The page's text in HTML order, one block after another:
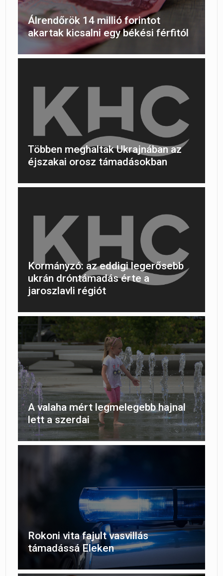
Álrendőrök 14 millió forintot
akartak kicsalni egy békési férfitól
Többen meghaltak Ukrajnában az
éjszakai orosz támadásokban
Kormányzó: az eddigi legerősebb
ukrán dróntámadás érte a
jaroszlavli régiót
A valaha mért legmelegebb hajnal
lett a szerdai
Rokoni vita fajult vasvillás
támadássá Eleken